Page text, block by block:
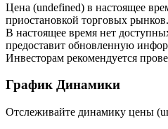
USDT-фьючерсы
Цена (undefined) в настоящее
приостановкой торговых рынков.
В настоящее время нет
предоставит обновленную
Инвесторам рекомендуется
График Динамики
Отслеживайте динамику цены